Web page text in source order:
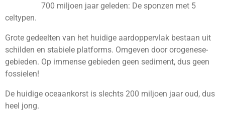
700 miljoen jaar geleden: De sponzen met 5
celtypen.
Grote gedeelten van het huidige aardoppervlak bestaan uit
schilden en stabiele platforms. Omgeven door orogenese-
gebieden. Op immense gebieden geen sediment, dus geen
fossielen!
De huidige oceaankorst is slechts 200 miljoen jaar oud, dus
heel jong.